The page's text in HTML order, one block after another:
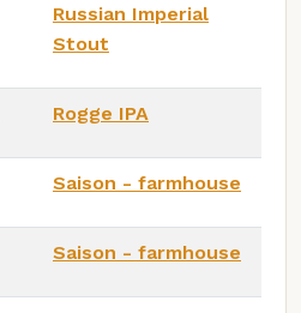
Russian Imperial
Stout
Rogge IPA
Saison - farmhouse
Saison - farmhouse